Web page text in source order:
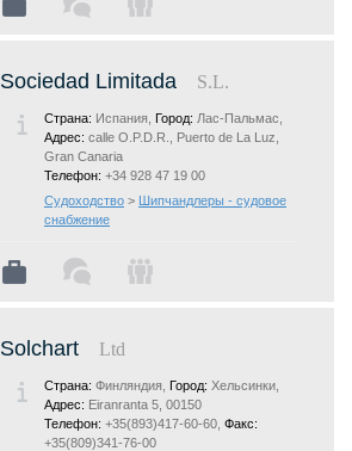
Sociedad Limitada S.L.
Страна: Испания, Город: Лас-Пальмас,
Адрес: calle O.P.D.R., Puerto de La Luz,
Gran Canaria
Телефон: +34 928 47 19 00
Судоходство > Шипчандлеры - судовое
снабжение
Solchart Ltd
Страна: Финляндия, Город: Хельсинки,
Адрес: Eiranranta 5, 00150
Телефон: +35(893)417-60-60, Факс:
+35(809)341-76-00